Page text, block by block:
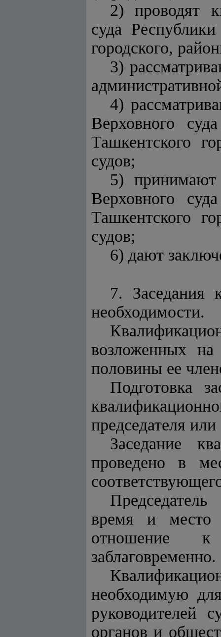
2) проводят
суда
городского,
3)
4)
Верховного
Ташкентского
судов;
5) принимают
Верховного
Ташкентского
судов;
6) дают
7. Заседания
необходимости.
возложенных
половины ее
Подготовка
председателя
Заседание
проведено в
время и место
отношение к
заблаговременно.
необходимую
руководителей
органов и